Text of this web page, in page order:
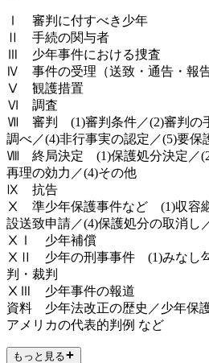
Ⅰ 審判に付すべき少年
Ⅱ 手続の関与者
Ⅲ 少年事件における捜査
Ⅳ 事件の受理（送致・通告・報告
Ⅴ 観護措置
Ⅵ 調査
Ⅶ 審判 (1)審判条件／(2)審判の
調べ／(4)非行事実の認定／(5)要保
Ⅷ 終局決定 (1)保護処分決定／
再理の効力／(4)その他
Ⅸ 抗告
Ⅹ 準少年保護事件など (1)収容
設送致申請／(4)保護処分の取消し
ⅩⅠ 少年補償
ⅩⅡ 少年の刑事事件 (1)みなし勾
判・裁判
ⅩⅢ 少年事件の報道
資料 少年法改正の歴史／少年保
アメリカの代表的判例 など
もっと見る